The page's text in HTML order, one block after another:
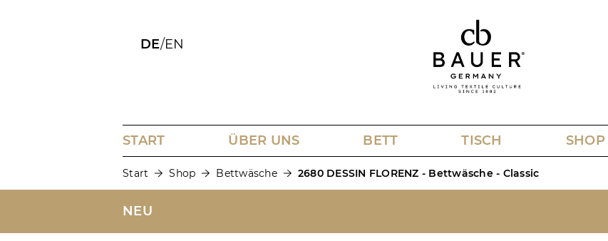
DE/EN
START ÜBER UNS BETT TISCH SHOP
Start Shop Bettwäsche 2680 DESSIN FLORENZ - Bettwäsche - Classic
NEU